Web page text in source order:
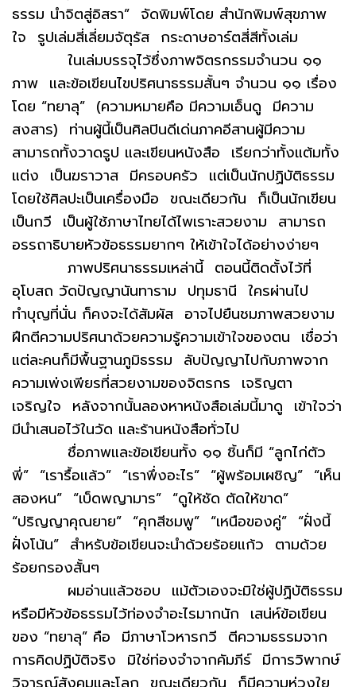
ธรรม นำจิตสู่อิสรา” จัดพิมพ์โดย สำนักพิมพ์สุขภาพ
ใจ รูปเล่มสี่เลี่ยมจัตุรัส กระดาษอาร์ตสี่สีทั้งเล่ม
ในเล่มบรรจุไว้ซึ่งภาพจิตรกรรมจำนวน ๑๑
ภาพ และข้อเขียนไขปริศนาธรรมสั้นๆ จำนวน ๑๑ เรื่อง
โดย “ทยาลุ” (ความหมายคือ มีความเอ็นดู มีความ
สงสาร) ท่านผู้นี้เป็นศิลปินดีเด่นภาคอีสานผู้มีความ
สามารถทั้งวาดรูป และเขียนหนังสือ เรียกว่าทั้งแต้มทั้ง
แต่ง เป็นฆราวาส มีครอบครัว แต่เป็นนักปฏิบัติธรรม
โดยใช้ศิลปะเป็นเครื่องมือ ขณะเดียวกัน ก็เป็นนักเขียน
เป็นกวี เป็นผู้ใช้ภาษาไทยได้ไพเราะสวยงาม สามารถ
อรรถาธิบายหัวข้อธรรมยากๆ ให้เข้าใจได้อย่างง่ายๆ
ภาพปริศนาธรรมเหล่านี้ ตอนนี้ติดตั้งไว้ที่
อุโบสถ วัดปัญญานันทาราม ปทุมธานี ใครผ่านไป
ทำบุญที่นั่น ก็คงจะได้สัมผัส อาจไปยืนชมภาพสวยงาม
ฝึกตีความปริศนาด้วยความรู้ความเข้าใจของตน เชื่อว่า
แต่ละคนก็มีพื้นฐานภูมิธรรม ลับปัญญาไปกับภาพจาก
ความเพ่งเพียรที่สวยงามของจิตรกร เจริญตา
เจริญใจ หลังจากนั้นลองหาหนังสือเล่มนี้มาดู เข้าใจว่า
มีนำเสนอไว้ในวัด และร้านหนังสือทั่วไป
ชื่อภาพและข้อเขียนทั้ง ๑๑ ชิ้นก็มี “ลูกไก่ตัว
พี่” “เรารื้อแล้ว” “เราพึ่งอะไร” “ผู้พร้อมเผชิญ” “เห็น
สองหน” “เบ็ดพญามาร” “ดูให้ชัด ตัดให้ขาด”
“ปริญญาคุณยาย” “คุกสีชมพู” “เหนือของคู่” “ฝั่งนี้
ฝั่งโน้น” สำหรับข้อเขียนจะนำด้วยร้อยแก้ว ตามด้วย
ร้อยกรองสั้นๆ
ผมอ่านแล้วชอบ แม้ตัวเองจะมิใช่ผู้ปฏิบัติธรรม
หรือมีหัวข้อธรรมไว้ท่องจำอะไรมากนัก เสน่ห์ข้อเขียน
ของ “ทยาลุ” คือ มีภาษาโวหารกวี ตีความธรรมจาก
การคิดปฏิบัติจริง มิใช่ท่องจำจากคัมภีร์ มีการวิพากษ์